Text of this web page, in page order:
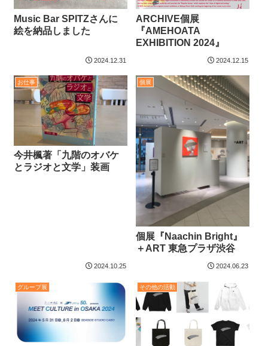
Music Bar SPITZさんに
絵を納品しました
2024.12.31
ARCHIVE個展
『AMEHOATA
EXHIBITION 2024』
2024.12.15
お仕事
今井楓著「九階のオバケ
とラジオと文学」装画​​​
2024.10.25
個展
個展『Naachin Bright』
＋ART 東急プラザ渋谷
2024.06.23
グループ展 その他の活動